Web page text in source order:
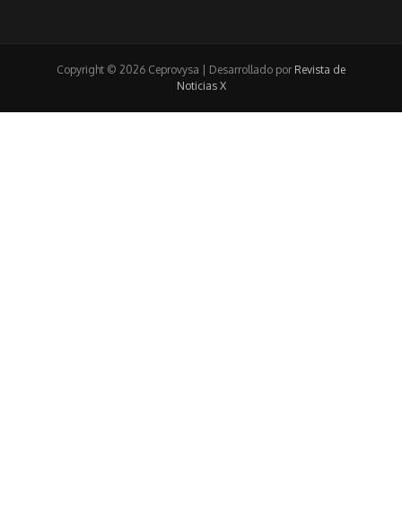
Copyright © 2026 Ceprovysa | Desarrollado por Revista de
Noticias X